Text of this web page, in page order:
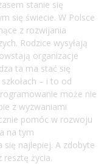
stanie się
się świecie. W Polsce
z rozwijania
Rodzice wysyłają
organizacje
ta ma stać się
– i to od
może nie
z wyzwaniami
pomóc w rozwoju
na tym
się najlepiej. A zdobyte
życia.